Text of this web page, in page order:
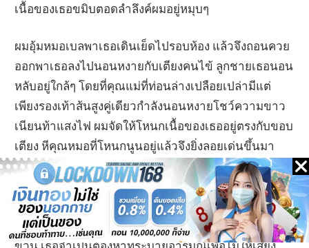
เนื้อของเธอขมิบตอดลำลึงค์ผมอยู่หมุบๆ
ผมอุ้มหมอเบลพาเธอเดินเย็ดไปรอบห้อง แล้วจึงถอนควย
ออกพาเธอลงไปนอนหงายกับเตียงคนไข้ ลูกชายเธอนอน
หลับอยู่ใกล้ๆ โดยที่คุณแม่ที่ท่อนล่างเปลือยเปล่ามีแต่
เพียงรองเท้าส้นสูงคู่เดียวกำลังนอนหงายโชว์ความขาว
เนียนท้าแสงไฟ ผมจัดให้โหนกเนื้อของเธออยู่ตรงกับขอบ
เตียง หีคุณหมอที่โหนกนูนอยู่แล้วจึงยิ่งลอยเด่นขึ้นมา
โชว์ความแดงระเรื่อของร่องเนื้อ ผมใช้นิ้วแหวกอ้าร่อง
หลืบฉ่ำเยิ้มออกจากกัน แล้วยัดลึงยักษ์ลงไปอีกรอบ
จัดการกระแทกลงไปจนเอวบางๆของคุณหมอแทบหัก
หมอเบลจิกเล็บมือที่ทาสีชมพูอ่อนๆลงบนเตียงจนเป็นรอย